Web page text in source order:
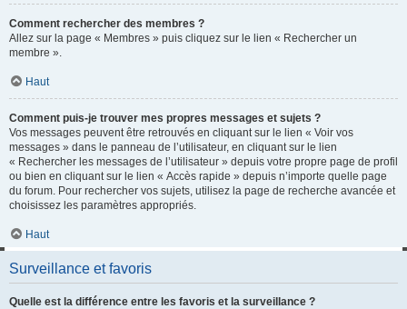
Comment rechercher des membres ?
Allez sur la page « Membres » puis cliquez sur le lien « Rechercher un
membre ».
Haut
Comment puis-je trouver mes propres messages et sujets ?
Vos messages peuvent être retrouvés en cliquant sur le lien « Voir vos
messages » dans le panneau de l’utilisateur, en cliquant sur le lien
« Rechercher les messages de l’utilisateur » depuis votre propre page de profil
ou bien en cliquant sur le lien « Accès rapide » depuis n’importe quelle page
du forum. Pour rechercher vos sujets, utilisez la page de recherche avancée et
choisissez les paramètres appropriés.
Haut
Surveillance et favoris
Quelle est la différence entre les favoris et la surveillance ?